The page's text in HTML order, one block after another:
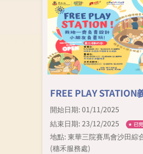
FREE PLAY STATION
開始日期: 01/11/2025
結束日期: 23/12/2025
地點: 東華三院賽馬會沙田綜
(穗禾服務處)